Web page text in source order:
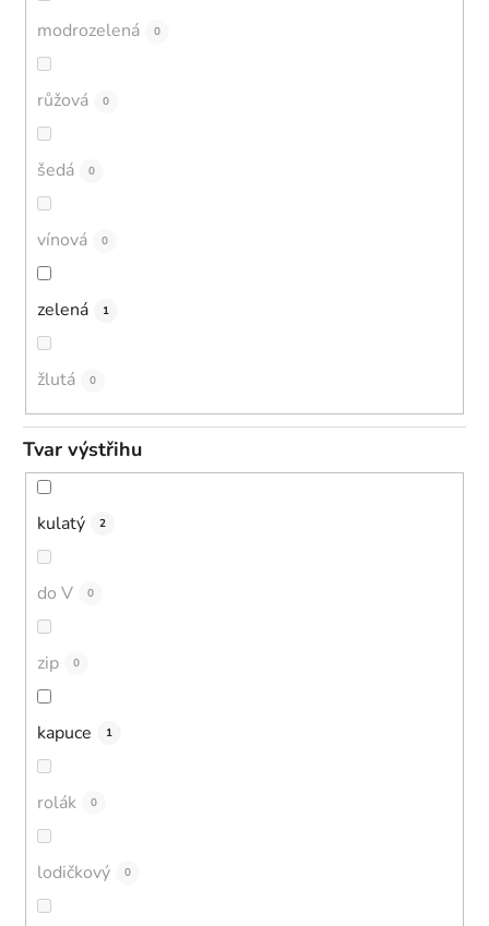
modrozelená 0
růžová 0
šedá 0
vínová 0
zelená 1
žlutá 0
Tvar výstřihu
kulatý 2
do V 0
zip 0
kapuce 1
rolák 0
lodičkový 0